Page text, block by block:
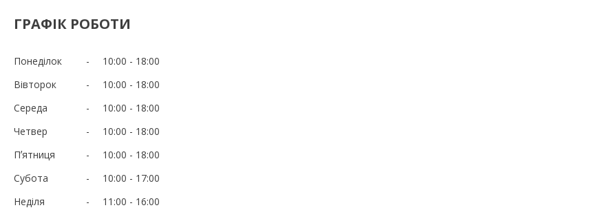
ГРАФІК РОБОТИ
Понеділок 10:00
18:00
Вівторок
10:00
18:00
Середа
10:00
18:00
Четвер
10:00
18:00
Пʼятниця
10:00
18:00
Субота
10:00
17:00
Неділя
11:00 16:00